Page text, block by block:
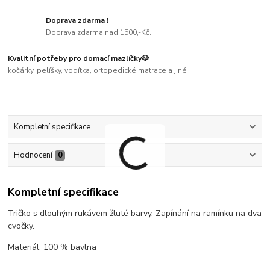
Doprava zdarma !
Doprava zdarma nad 1500,-Kč.
Kvalitní potřeby pro domací mazlíčky🐶
kočárky, pelíšky, vodítka, ortopedické matrace a jiné
Kompletní specifikace
Hodnocení 0
Kompletní specifikace
Tričko s dlouhým rukávem žluté barvy. Zapínání na ramínku na dva
cvočky.
Materiál: 100 % bavlna